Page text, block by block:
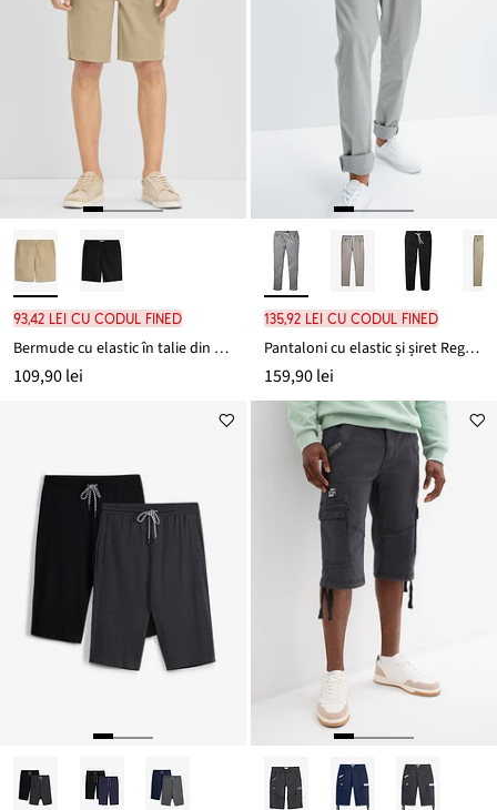
93,42 lei cu codul FINED
Bermude cu elastic în talie din bumbac 100%, Regular Fit
109,90 lei
135,92 lei cu codul FINED
Pantaloni cu elastic și șiret Regular Fit Stretch, Straight
159,90 lei